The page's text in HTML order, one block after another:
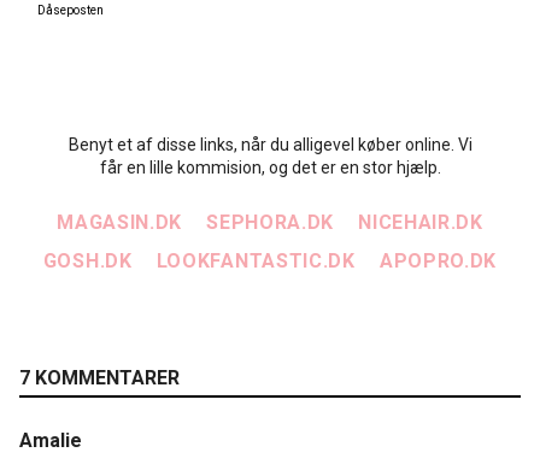
Dåseposten
Benyt et af disse links, når du alligevel køber online. Vi
får en lille kommision, og det er en stor hjælp.
MAGASIN.DK SEPHORA.DK
NICEHAIR.DK
GOSH.DK
LOOKFANTASTIC.DK APOPRO.DK
7 KOMMENTARER
Amalie